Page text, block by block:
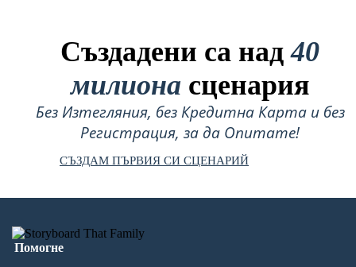
Създадени са над40
милиона сценария
Без Изтегляния, без Кредитна Карта и без
Регистрация, за да Опитате!
СЪЗДАМ ПЪРВИЯ СИ СЦЕНАРИЙ
Помогне